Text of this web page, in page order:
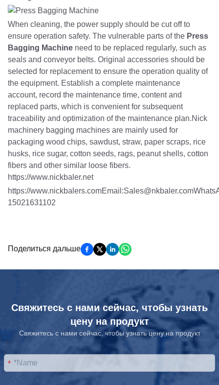
When cleaning, the power supply should be cut off to
ensure operation safety. The vulnerable parts of the Press
Bagging Machine need to be replaced regularly, such as
seals and conveyor belts. Original accessories should be
selected for replacement to ensure the operation quality of
the equipment. Establish a complete maintenance
account, record the maintenance time, content and
replaced parts, which is convenient for subsequent
traceability and optimization of the maintenance plan.Nick
machinery bagging machines are mainly used for
packaging wood chips, sawdust, straw, paper scraps, rice
husks, rice sugar, cotton seeds, rags, peanut shells, cotton
fibers and other similar loose fibers.
https://www.nickbaler.net
https://
15021631102
Поделиться дальше
Свяжитесь с нами сейчас, чтобы узнать
цену на продукт
Свяжитесь с нами сейчас, чтобы узнать цену на продукт
*